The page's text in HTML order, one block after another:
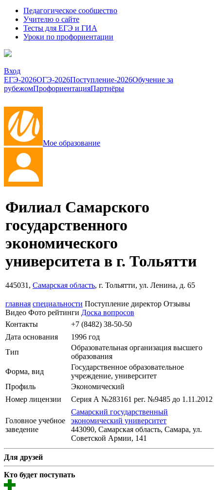
Педагогическое сообщество
Учителю о сайте
Тесты для ЕГЭ и ГИА
Уроки по профориентации
Вход
ЕГЭ-2026ОГЭ-2026Поступление-2026Обучение за
рубежомПрофориентацияПартнёры
Мое образование
Филиал Самарского
государственного
экономического
университета в г. Тольятти
445031, Самарская область, г. Тольятти, ул. Ленина, д. 65
главная специальности Поступление директор Отзывы
Видео Фото рейтинги Доска вопросов
Контакты
+7 (8482) 38-50-50
Дата основания
1996 год
Тип
Образовательная организация высшего
образования
Форма, вид
Государственное образовательное
учреждение, университет
Профиль
Экономический
Номер лицензии
Серия А №283161 рег. №9485 до 1.11.2012
Головное учебное
заведение
Самарский государственный
экономический университет
443090, Самарская область, Самара, ул.
Советской Армии, 141
Для друзей
Кто будет поступать